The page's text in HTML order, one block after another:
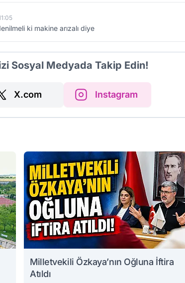
ki makine arızalı diye
Sosyal Medyada Takip Edin!
X.com Instagram
Milletvekili Özkaya’nın Oğluna İftira
Atıldı